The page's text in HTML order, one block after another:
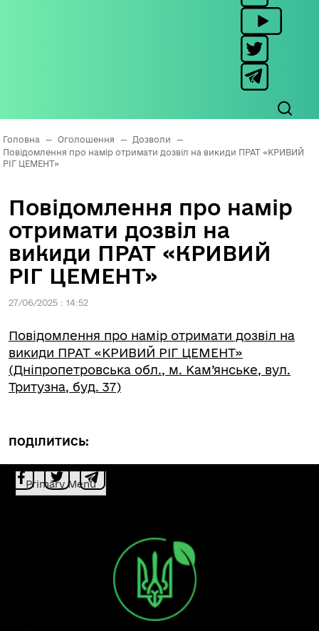
Головна — Оголошення — Дозволи
—
Повідомлення про намір отримати дозвіл на викиди ПРАТ «КРИВИЙ
РІГ ЦЕМЕНТ»
Повідомлення про намір
отримати дозвіл на
викиди ПРАТ «КРИВИЙ
РІГ ЦЕМЕНТ»
27/06/2025 : 14:52
Повідомлення про намір отримати дозвіл на
викиди ПРАТ «КРИВИЙ РІГ ЦЕМЕНТ»
(Дніпропетровська обл., м. Кам’янське, вул.
Тритузна, буд. 37)
ПОДІЛИТИСЬ:
Primary Menu